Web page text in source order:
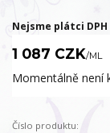
Nejsme plátci DPH
1 087 CZK/ML
Momentálně není
Číslo produktu: